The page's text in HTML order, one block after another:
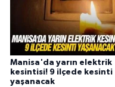
Manisa'da yarın elektrik
kesintisi! 9 ilçede kesinti
yaşanacak